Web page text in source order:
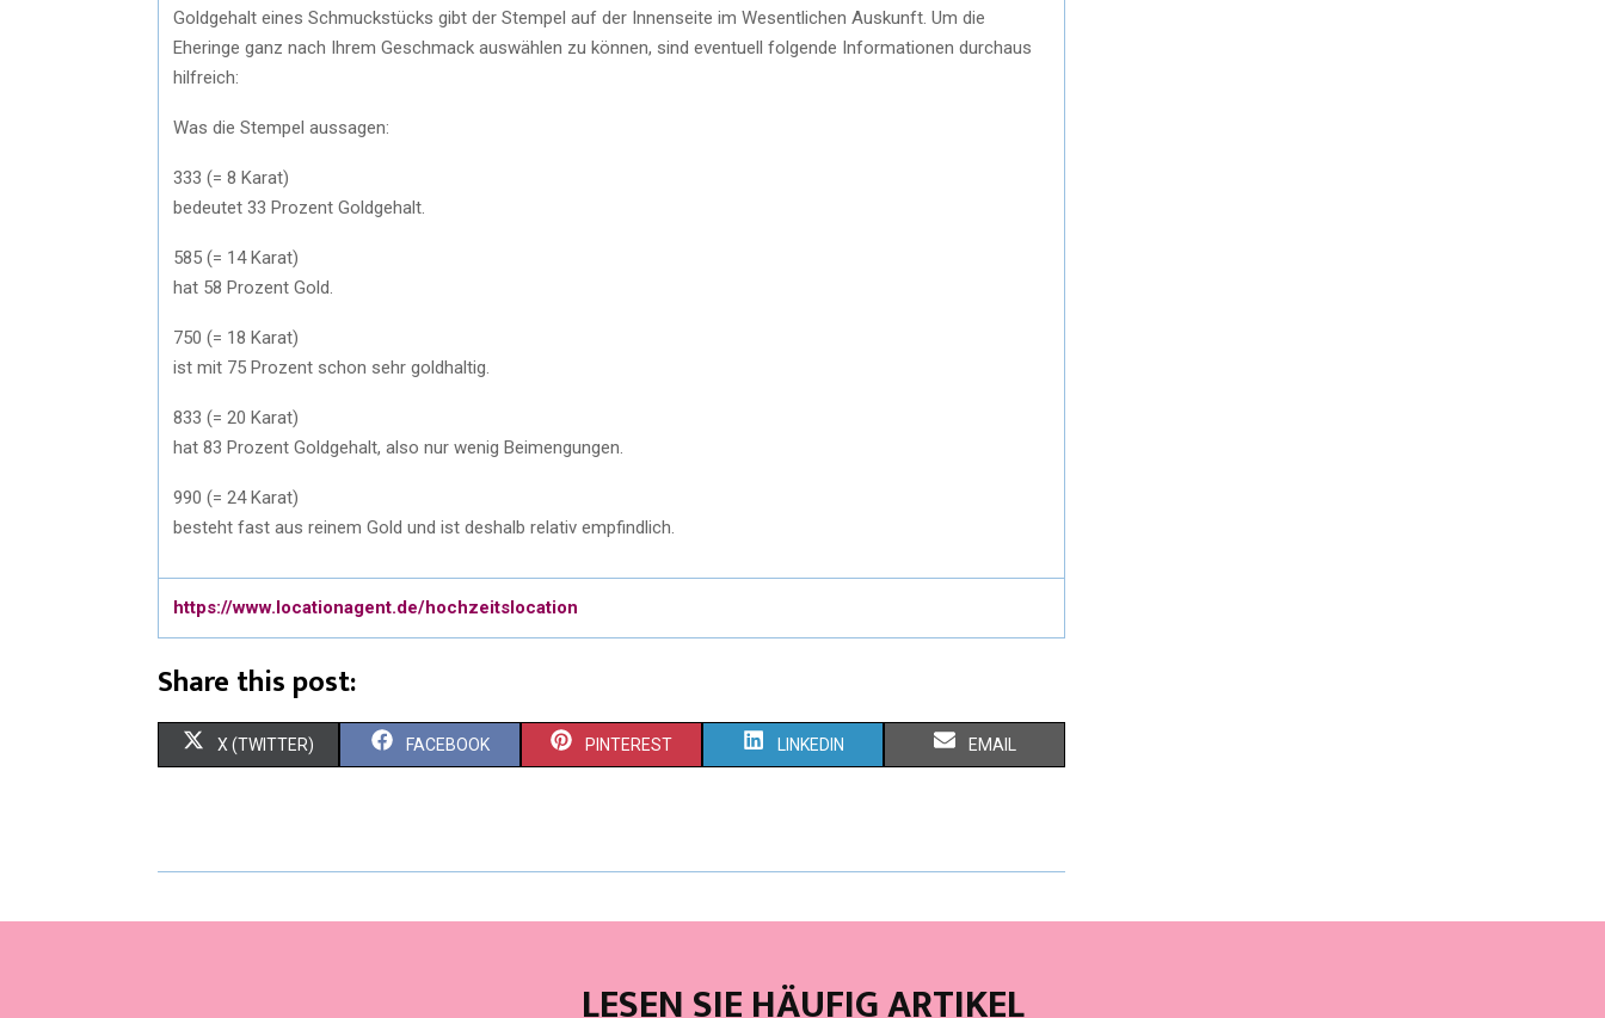
Goldgehalt eines Schmuckstücks gibt der Stempel auf der Innenseite im Wesentlichen Auskunft. Um die
Eheringe ganz nach Ihrem Geschmack auswählen zu können, sind eventuell folgende Informationen durchaus
hilfreich:
Was die Stempel aussagen:
333 (= 8 Karat)
bedeutet 33 Prozent Goldgehalt.
585 (= 14 Karat)
hat 58 Prozent Gold.
750 (= 18 Karat)
ist mit 75 Prozent schon sehr goldhaltig.
833 (= 20 Karat)
hat 83 Prozent Goldgehalt, also nur wenig Beimengungen.
990 (= 24 Karat)
besteht fast aus reinem Gold und ist deshalb relativ empfindlich.
https://www.locationagent.de/hochzeitslocation
Share this post:
X (TWITTER) FACEBOOK PINTEREST LINKEDIN EMAIL
LESEN SIE HÄUFIG ARTIKEL